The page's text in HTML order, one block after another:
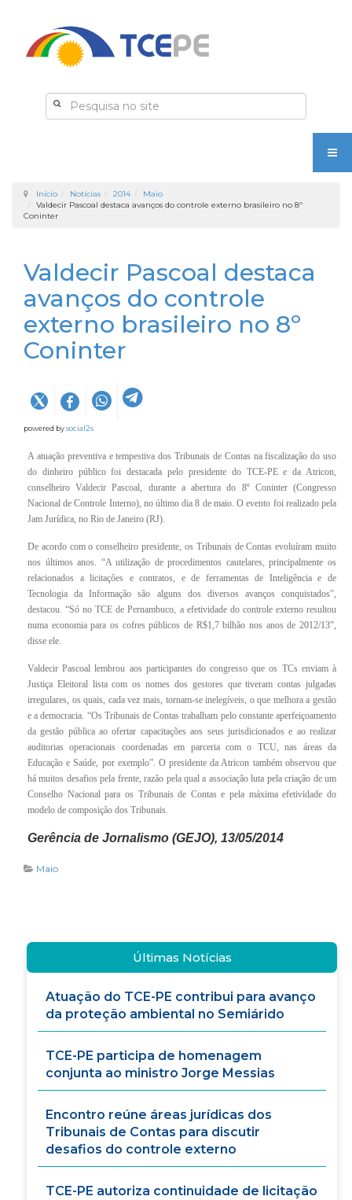
Início Notícias 2014
Maio
​​Valdecir Pascoal destaca avanços do controle externo brasileiro no 8º
Coninter
​​Valdecir Pascoal destaca
avanços do controle
externo brasileiro no 8º
Coninter
powered bysocial2s
A atuação preventiva e tempestiva dos Tribunais de Contas na fiscalização do uso
do dinheiro público foi destacada pelo presidente d​o TCE-PE e da Atricon,
conselheiro Valdecir Pascoal, durante a abertura do 8º Coninter​ (Congresso
Nacional de Controle Interno)​, no último dia 8 de maio. O evento foi realizado pela
Jam Jurídica, no Rio de Janeiro (RJ).
De acordo com o conselheiro presidente, os Tribunais de Contas evoluíram muito
nos últimos anos. “A utilização de procedimentos cautelares, principalmente os
relacionados a licitações e contratos, e de ferramentas de Inteligência e de
Tecnologia da Informação são alguns dos diversos avanços conquistados”,
destacou. “Só no TCE de Pernambuco, a efetividade do controle externo resultou
numa economia para os cofres públicos de R$1,7 bilhão nos anos de 2012/13”,
disse ele.
Valdecir Pascoal lembrou aos participantes do congresso que os TCs enviam à
Justiça Eleitoral lista com os nomes dos gestores que tiveram contas julgadas
irregulares, os quais, cada vez mais, tornam-se inelegíveis, o que melhora a gestão
e a democracia. “Os Tribunais de Contas trabalham pelo constante aperfeiçoamento
da gestão pública ao ofertar capacitações aos seus jurisdicionados e ao realizar
auditorias operacionais coordenadas em parceria com o TCU, nas áreas da
Educação e Saúde, por exemplo”. O presidente da Atricon também observou que
há muitos desafios pela frente, razão pela qual a associação luta pela criação de um
Conselho Nacional para os Tribunais de Contas e pela máxima efetividade do
modelo de composição dos Tribunais.
Gerência de Jornalismo (GEJO), 13/05/2014
Maio
Últimas Notícias
Atuação do TCE-PE contribui para avanço
da proteção ambiental no Semiárido
TCE-PE participa de homenagem
conjunta ao ministro Jorge Messias
Encontro reúne áreas jurídicas dos
Tribunais de Contas para discutir
desafios do controle externo
TCE-PE autoriza continuidade de licitação